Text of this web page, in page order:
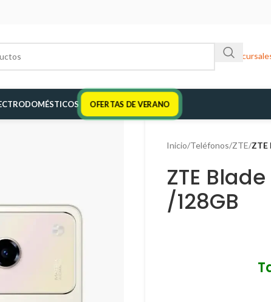
OFERTAS DE VERANO
Inicio/Teléfonos/ZTE/ZTE
ZTE
/128GB